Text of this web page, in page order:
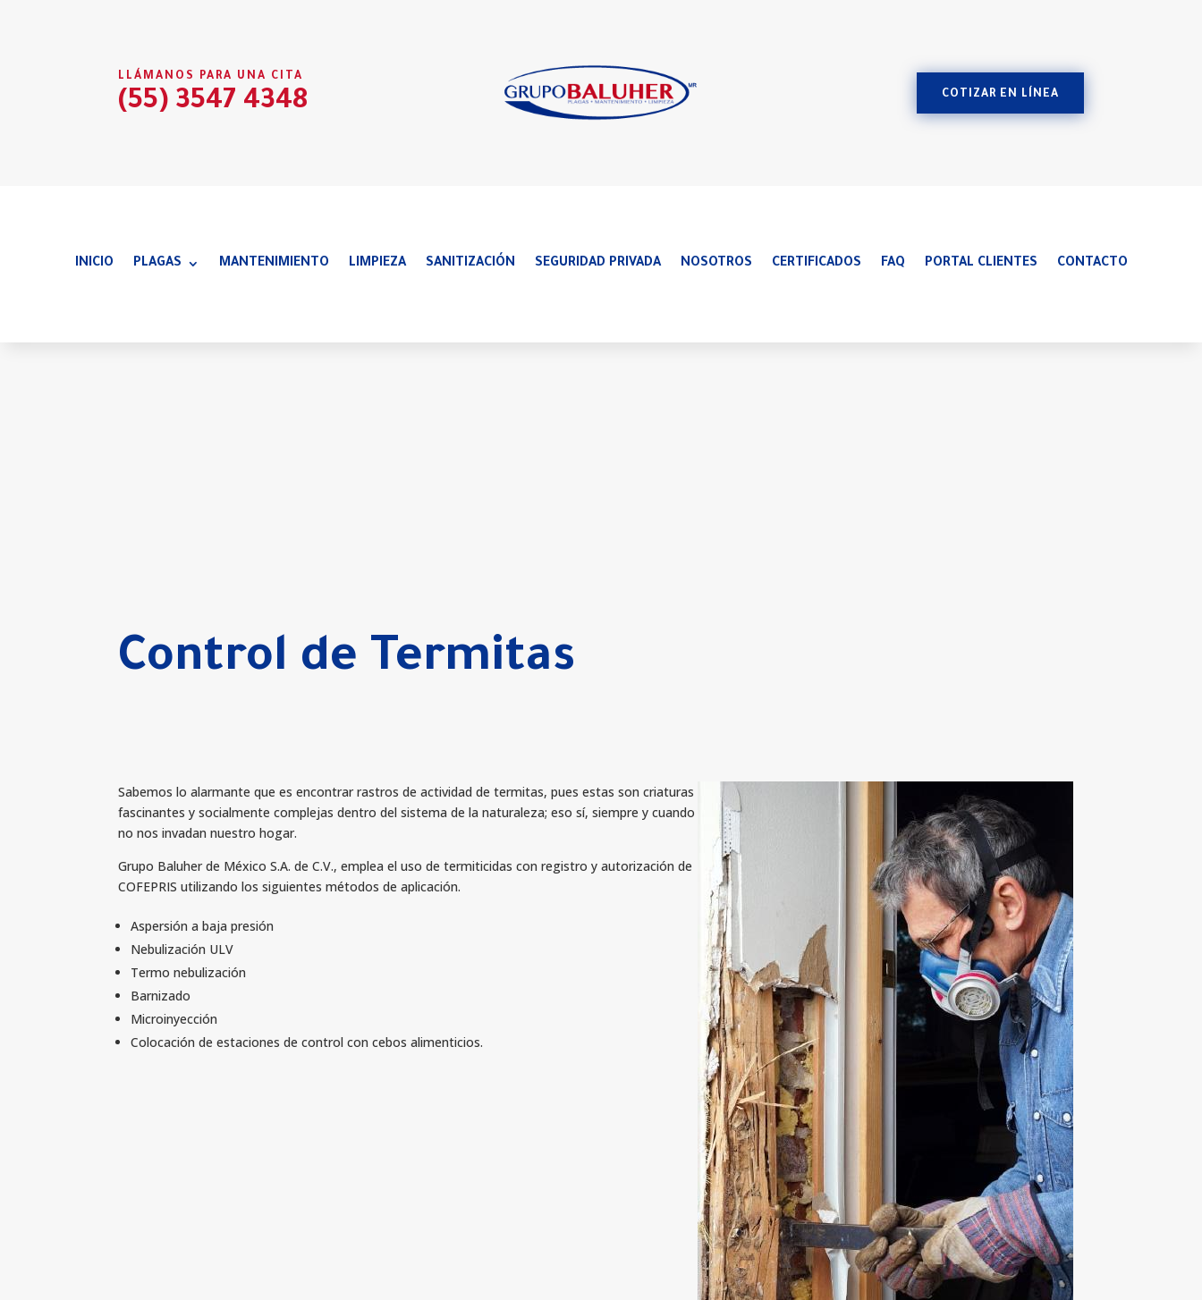
LLÁMANOS PARA UNA CITA
(55) 3547 4348 COTIZAR EN LÍNEA
INICIO PLAGAS MANTENIMIENTO LIMPIEZA SANITIZACIÓN SEGURIDAD PRIVADA NOSOTROS CERTIFICADOS FAQ PORTAL CLIENTES CONTACTO
Control de Termitas
Sabemos lo alarmante que es encontrar rastros de actividad de termitas, pues estas son criaturas
fascinantes y socialmente complejas dentro del sistema de la naturaleza; eso sí, siempre y cuando
no nos invadan nuestro hogar.
Grupo Baluher de México S.A. de C.V., emplea el uso de termiticidas con registro y autorización de
COFEPRIS utilizando los siguientes métodos de aplicación.
Aspersión a baja presión
Nebulización ULV
Termo nebulización
Barnizado
Microinyección
Colocación de estaciones de control con cebos alimenticios.